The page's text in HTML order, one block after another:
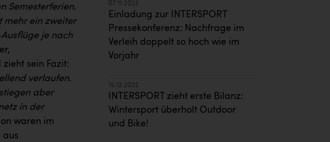
Semesterferien.
mehr ein zweiter
je nach
sein Fazit:
verlaufen.
aber
in der
waren im
aus
07.11.2023
Einladung zur INTERSPORT
Pressekonferenz: Nachfrage im
Verleih doppelt so hoch wie im
Vorjahr
15.12.2022
INTERSPORT zieht erste Bilanz:
Wintersport überholt Outdoor
und Bike!